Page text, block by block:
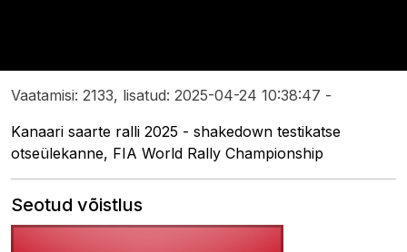
Vaatamisi: 2133, lisatud: 2025-04-24 10:38:47 -
Kanaari saarte ralli 2025 - shakedown testikatse
otseülekanne, FIA World Rally Championship
Seotud võistlus